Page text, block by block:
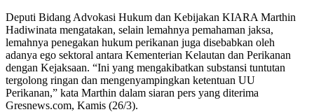
Deputi Bidang Advokasi Hukum dan Kebijakan KIARA Marthin
Hadiwinata mengatakan, selain lemahnya pemahaman jaksa,
lemahnya penegakan hukum perikanan juga disebabkan oleh
adanya ego sektoral antara Kementerian Kelautan dan Perikanan
dengan Kejaksaan. “Ini yang mengakibatkan substansi tuntutan
tergolong ringan dan mengenyampingkan ketentuan UU
Perikanan,” kata Marthin dalam siaran pers yang diterima
Gresnews.com, Kamis (26/3).